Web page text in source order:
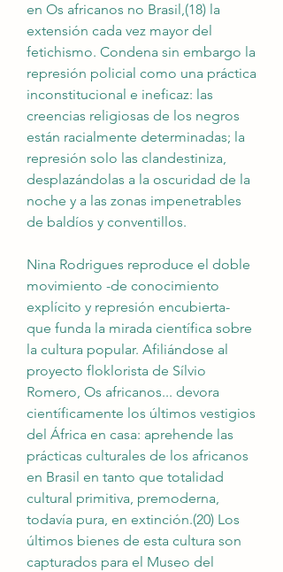
en Os africanos no Brasil,(18) la
extensión cada vez mayor del
fetichismo. Condena sin embargo la
represión policial como una práctica
inconstitucional e ineficaz: las
creencias religiosas de los negros
están racialmente determinadas; la
represión solo las clandestiniza,
desplazándolas a la oscuridad de la
noche y a las zonas impenetrables
de baldíos y conventillos.
Nina Rodrigues reproduce el doble
movimiento -de conocimiento
explícito y represión encubierta-
que funda la mirada científica sobre
la cultura popular. Afiliándose al
proyecto floklorista de Sílvio
Romero, Os africanos... devora
científicamente los últimos vestigios
del África en casa: aprehende las
prácticas culturales de los africanos
en Brasil en tanto que totalidad
cultural primitiva, premoderna,
todavía pura, en extinción.(20) Los
últimos bienes de esta cultura son
capturados para el Museo del